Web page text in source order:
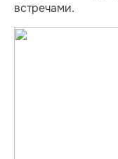
встречами.